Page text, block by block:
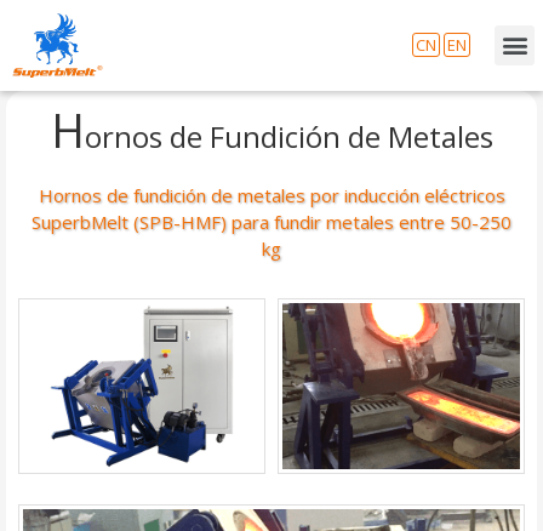
Hornos de Fundición de Metales
Hornos de fundición de metales por inducción eléctricos
SuperbMelt (SPB-HMF) para fundir metales entre 50-250
kg
CN EN